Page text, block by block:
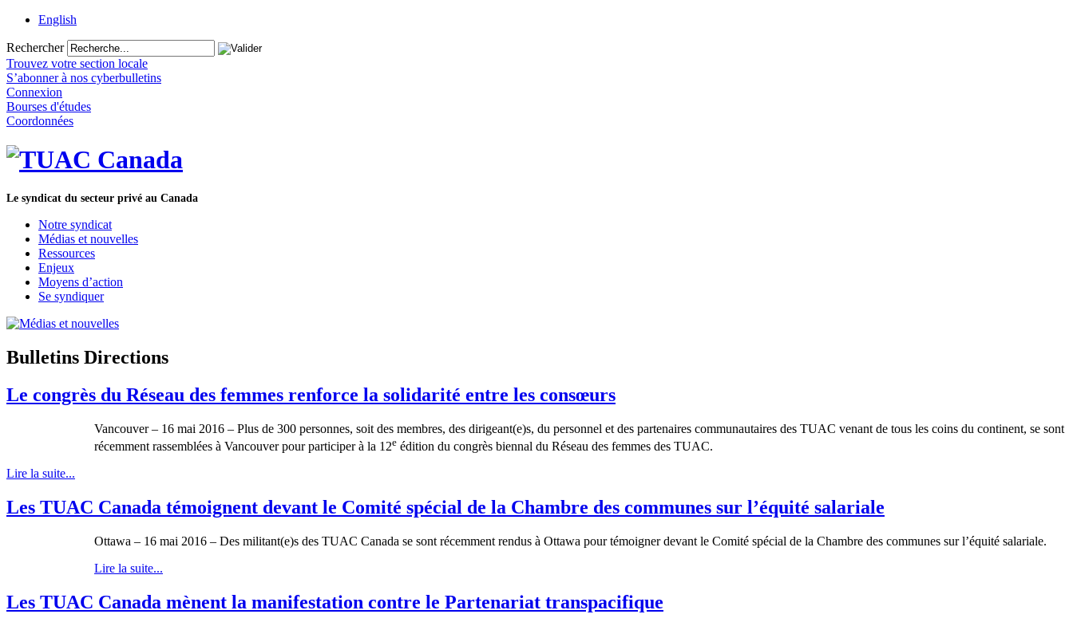
English
Rechercher
Trouvez votre section locale
S’abonner à nos cyberbulletins
Connexion
Bourses d'études
Coordonnées
Le syndicat du secteur privé au Canada
Notre syndicat
Médias et nouvelles
Ressources
Enjeux
Moyens d’action
Se syndiquer
Bulletins Directions
Le congrès du Réseau des femmes renforce la solidarité entre les consœurs
Vancouver – 16 mai 2016 – Plus de 300 personnes, soit des membres, des dirigeant(e)s, du personnel et des partenaires communautaires des TUAC venant de tous les coins du continent, se sont
récemment rassemblées à Vancouver pour participer à la 12e édition du congrès biennal du Réseau des femmes des TUAC.
Lire la suite...
Les TUAC Canada témoignent devant le Comité spécial de la Chambre des communes sur l’équité salariale
Ottawa – 16 mai 2016 – Des militant(e)s des TUAC Canada se sont récemment rendus à Ottawa pour témoigner devant le Comité spécial de la Chambre des communes sur l’équité salariale.
Lire la suite...
Les TUAC Canada mènent la manifestation contre le Partenariat transpacifique